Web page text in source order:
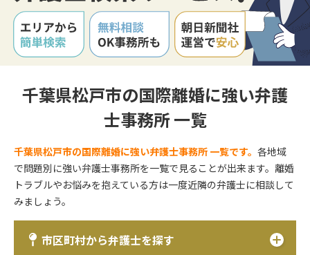
千葉県松戸市の国際離婚に強い弁護
士事務所 一覧
千葉県松戸市の国際離婚に強い弁護士事務所 一覧です。各地域
で問題別に強い弁護士事務所を一覧で見ることが出来ます。離婚
トラブルやお悩みを抱えている方は一度近隣の弁護士に相談して
みましょう。
市区町村から弁護士を探す